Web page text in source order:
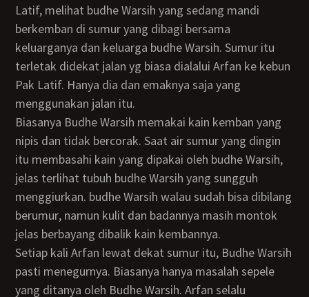
Latif, melihat budhe Warsih yang sedang mandi
berkemban di sumur yang dibagi bersama
keluarganya dan keluarga budhe Warsih. Sumur itu
terletak didekat jalan yg biasa dialalui Arfan ke kebun
Pak Latif. Hanya dia dan emaknya saja yang
menggunakan jalan itu.
Biasanya Budhe Warsih memakai kain kemban yang
nipis dan tidak bercorak. Saat air sumur yang dingin
itu membasahi kain yang dipakai oleh budhe Warsih,
jelas terlihat tubuh budhe Warsih yang sungguh
menggiurkan. budhe Warsih walau sudah bisa dibilang
berumur, namun kulit dan badannya masih montok
jelas berbayang dibalik kain kembannya.
Setiap kali Arfan lewat dekat sumur itu, Budhe Warsih
pasti menegurnya. Biasanya hanya masalah sepele
yang ditanya oleh Budhe Warsih. Arfan selalu